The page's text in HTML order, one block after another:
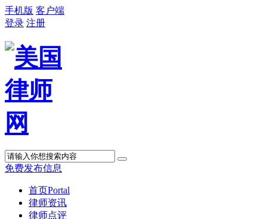
手机版 客户端
登录 注册
免费发布信息
首页Portal
律师资讯
律师点评